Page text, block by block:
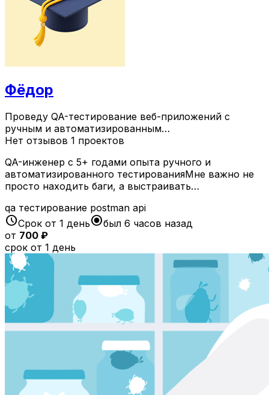
Фёдор
Проведу QA-тестирование веб-приложений с
ручным и автоматизированным…
Нет отзывов 1 проектов
QA-инженер с 5+ годами опыта ручного и
автоматизированного тестированияМне важно не
просто находить баги, а выстраивать…
qa тестирование postman api
scheduleСрок от 1 деньradio_button_checkedбыл 6 часов назад
от 700 ₽
срок от 1 день